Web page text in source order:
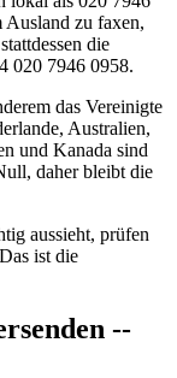
Ausland zu faxen,
die
020 7946 0958.
das Vereinigte
Australien,
und Kanada sind
daher bleibt die
aussieht, prüfen
ist die
--